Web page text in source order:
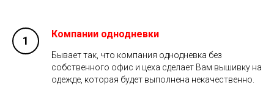
Компании однодневки
Бывает так, что компания однодневка без
собственного офис и цеха сделает Вам вышивку на
одежде, которая будет выполнена некачественно.